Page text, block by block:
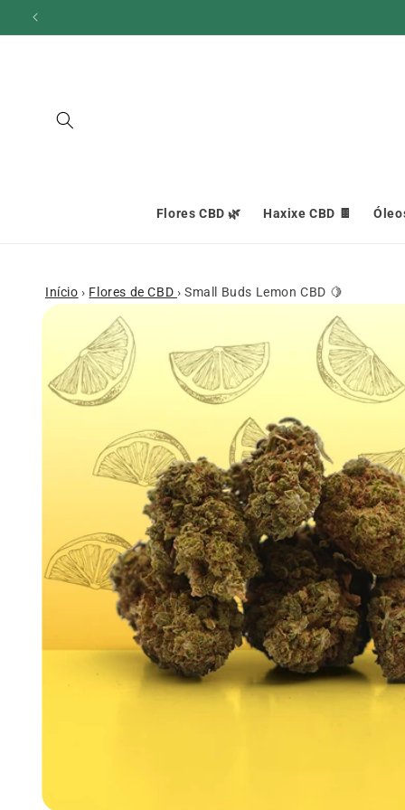
ir para o
conteúdo
Flores CBD 🌿 Haxixe CBD 🍫
Início › Flores de CBD › Small Buds Lemon CBD 🍋
Ir para as
informações
do produto